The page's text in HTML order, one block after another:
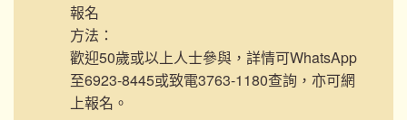
報名
方法：
歡迎50歲或以上人士參與，詳情可WhatsApp
至6923-8445或致電3763-1180查詢，亦可網
上報名。